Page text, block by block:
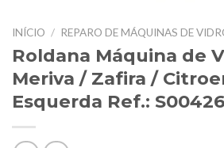
INÍCIO / REPARO DE MÁQUINAS DE
Roldana Máquina de
Meriva / Zafira /
Esquerda Ref.: S00426